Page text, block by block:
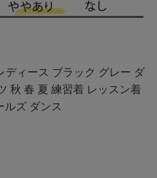
ディース ブラック グレー ダ
秋 春 夏 練習着 レッスン着
ルズ ダンス